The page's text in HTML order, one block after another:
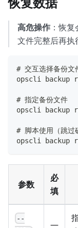
高危操作 ：恢
文件完整后再执
# 交互选择备份文
opscli backup
# 指定备份文件
opscli backup
# 脚本使用（跳过
opscli backup
参数
必
填
--
—